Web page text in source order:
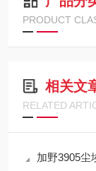
PRODUCT
相关文
RELATED
加野3905尘